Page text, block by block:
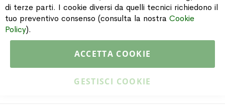
INFORMAZIONI
di terze parti. I cookie diversi da quelli tecnici richiedono il
tuo preventivo consenso (consulta la nostra Cookie
Policy).
ACCETTA COOKIE
GESTISCI COOKIE